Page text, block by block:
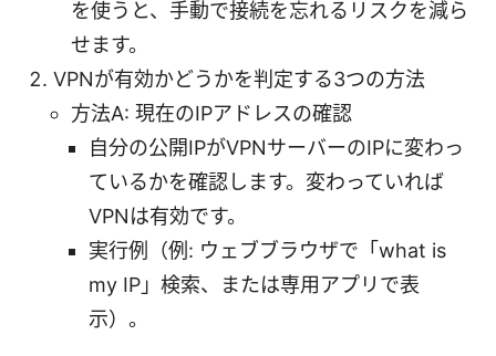
を使うと、手動で接続を忘れるリスクを減ら
せます。
VPNが有効かどうかを判定する3つの方法
方法A: 現在のIPアドレスの確認
自分の公開IPがVPNサーバーのIPに変わっ
ているかを確認します。変わっていれば
VPNは有効です。
実行例（例: ウェブブラウザで「what is
my IP」検索、または専用アプリで表
示）。